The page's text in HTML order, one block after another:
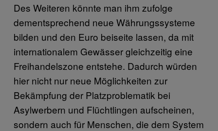
Des Weiteren könnte man ihm zufolge
dementsprechend neue Währungssysteme
bilden und den Euro beiseite lassen, da mit
internationalem Gewässer gleichzeitig eine
Freihandelszone entstehe. Dadurch würden
hier nicht nur neue Möglichkeiten zur
Bekämpfung der Platzproblematik bei
Asylwerbern und Flüchtlingen aufscheinen,
sondern auch für Menschen, die dem System